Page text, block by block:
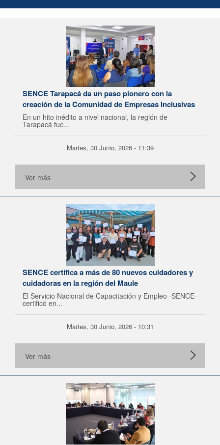
SENCE Tarapacá da un paso pionero con la
creación de la Comunidad de Empresas Inclusivas
En un hito inédito a nivel nacional, la región de
Tarapacá fue...
Martes, 30 Junio, 2026 - 11:39
Ver más
SENCE certifica a más de 80 nuevos cuidadores y
cuidadoras en la región del Maule
El Servicio Nacional de Capacitación y Empleo -SENCE-
certificó en...
Martes, 30 Junio, 2026 - 10:31
Ver más